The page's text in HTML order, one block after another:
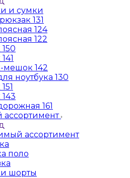
и сумки
131
124
122
мешок 142
ноутбука 130
161
ассортимент
поло
шорты